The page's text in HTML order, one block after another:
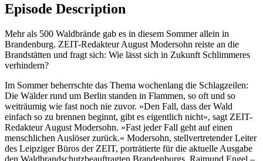
Episode Description
Mehr als 500 Waldbrände gab es in diesem Sommer allein in
Brandenburg. ZEIT-Redakteur August Modersohn reiste an die
Brandstätten und fragt sich: Wie lässt sich in Zukunft Schlimmeres
verhindern?
Im Sommer beherrschte das Thema wochenlang die Schlagzeilen:
Die Wälder rund um Berlin standen in Flammen, so oft und so
weiträumig wie fast noch nie zuvor. »Den Fall, dass der Wald
einfach so zu brennen beginnt, gibt es eigentlich nicht«, sagt ZEIT-
Redakteur August Modersohn. »Fast jeder Fall geht auf einen
menschlichen Auslöser zurück.« Modersohn, stellvertretender Leiter
des Leipziger Büros der ZEIT, porträtierte für die aktuelle Ausgabe
den Waldbrandschutzbeauftragten Brandenburgs, Raimund Engel –